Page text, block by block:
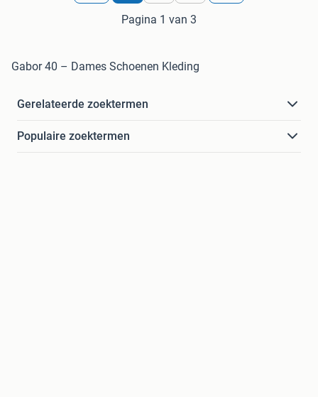
Pagina 1 van 3
Gabor 40 – Dames Schoenen Kleding
Gerelateerde zoektermen
Populaire zoektermen